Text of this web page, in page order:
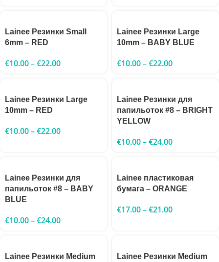
Lainee Резинки Small
6mm – RED
€10.00–€22.00
Lainee Резинки Large
10mm – BABY BLUE
€10.00–€22.00
Lainee Резинки Large
10mm – RED
€10.00–€22.00
Lainee Резинки для
папильоток #8 – BRIGHT
YELLOW
€10.00–€24.00
Lainee Резинки для
папильоток #8 – BABY
BLUE
€10.00–€24.00
Lainee пластиковая
бумага – ORANGE
€17.00–€21.00
Lainee Резинки Medium
Lainee Резинки Medium